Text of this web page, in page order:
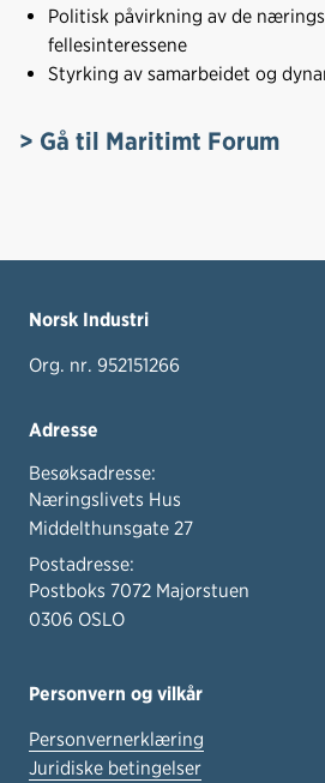
Politisk påvirkning av de
fellesinteressene
Styrking av samarbeidet og
> Gå til Maritimt Forum
Norsk Industri
Org. nr. 952151266
Adresse
Besøksadresse:
Næringslivets Hus
Middelthunsgate 27
Postadresse:
Postboks 7072 Majorstuen
0306 OSLO
Personvern og vilkår
Personvernerklæring
Juridiske betingelser